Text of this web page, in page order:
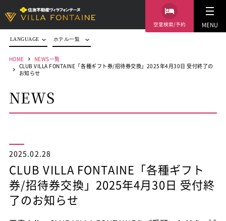
空室検索/予約 MENU
LANGUAGE ホテル一覧
HOME
NEWS一覧
CLUB VILLA FONTAINE「各種ギフト券/招待券交換」2025年4月30日 受付終了の
お知らせ
NEWS
2025.02.28
CLUB VILLA FONTAINE「各種ギフト
券/招待券交換」2025年4月30日 受付終
了のお知らせ